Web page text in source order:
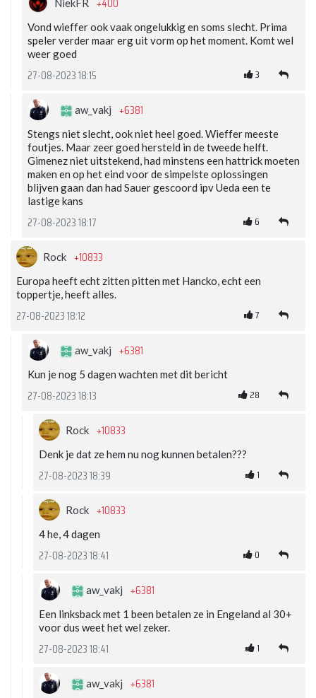
NiekFR +400
Vond wieffer ook vaak ongelukkig en soms slecht. Prima
speler verder maar erg uit vorm op het moment. Komt wel
weer goed
27-08-2023 18:15 3
aw_vakj +6381
Stengs niet slecht, ook niet heel goed. Wieffer meeste
foutjes. Maar zeer goed hersteld in de tweede helft.
Gimenez niet uitstekend, had minstens een hattrick moeten
maken en op het eind voor de simpelste oplossingen
blijven gaan dan had Sauer gescoord ipv Ueda een te
lastige kans
27-08-2023 18:17 6
Rock +10833
Europa heeft echt zitten pitten met Hancko, echt een
toppertje, heeft alles.
27-08-2023 18:12 7
aw_vakj +6381
Kun je nog 5 dagen wachten met dit bericht
27-08-2023 18:13 28
Rock +10833
Denk je dat ze hem nu nog kunnen betalen???
27-08-2023 18:39 1
Rock +10833
4 he, 4 dagen
27-08-2023 18:41 0
aw_vakj +6381
Een linksback met 1 been betalen ze in Engeland al 30+
voor dus weet het wel zeker.
27-08-2023 18:41 1
aw_vakj +6381